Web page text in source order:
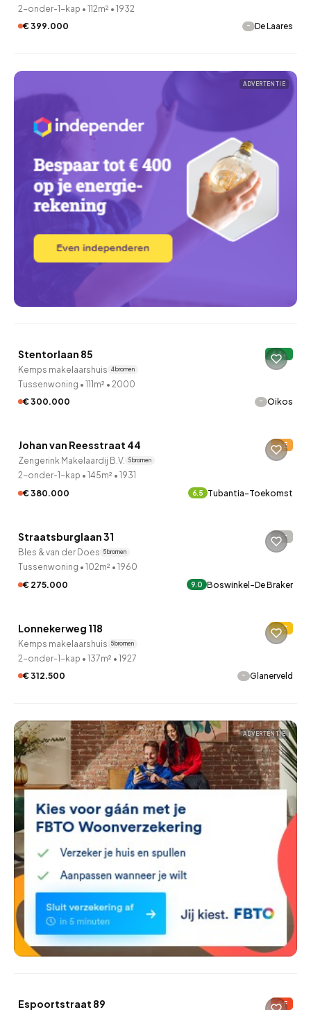
2-onder-1-kap • 112m² • 1932
€ 399.000
- De Laares
ADVERTENTIE
Verkocht onder voorbehoud
Stentorlaan 85 A+
Kemps makelaarshuis 4 bronnen
Tussenwoning • 111m² • 2000
€ 300.000
- Oikos
Onder bod
Johan van Reesstraat 44 E
Zengerink Makelaardij B.V. 5 bronnen
2-onder-1-kap • 145m² • 1931
€ 380.000
6.5 Tubantia-Toekomst
12 uur geleden ontdekt
Straatsburglaan 31 -
Bles & van der Does 5 bronnen
Tussenwoning • 102m² • 1960
€ 275.000
9.0 Boswinkel-De Braker
12 uur geleden ontdekt
Lonnekerweg 118 C
Kemps makelaarshuis 5 bronnen
2-onder-1-kap • 137m² • 1927
€ 312.500
- Glanerveld
ADVERTENTIE
Espoortstraat 89 F